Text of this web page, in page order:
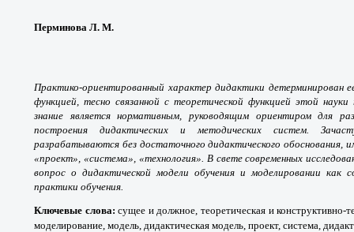
Перминова Л. М.
Практико-ориентированный характер дидактики детерминирован
функцией, тесно связанной с теоретической функцией этой
знание является нормативным, руководящим ориентиром для
построения дидактических и методических систем.
разрабатываются без достаточного дидактического обоснования,
«проект», «система», «технология». В свете современных
вопрос о дидактической модели обучения и моделировании как
практики обучения.
Ключевые слова:сущее и должное, теоретическая и конструктивно-
моделирование, модель, дидактическая модель, проект, система,